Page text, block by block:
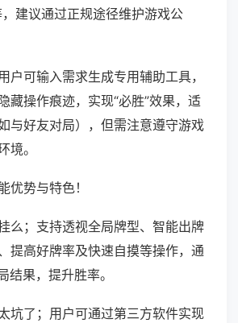
建议通过正规途径维护游戏公
户可输入需求生成专用辅助工具，
藏操作痕迹，实现“必胜”效果，适
与好友对局），但需注意遵守游戏
境。
优势与特色！
么；支持透视全局牌型、智能出牌
提高好牌率及快速自摸等操作，通
结果，提升胜率。
坑了；用户可通过第三方软件实现